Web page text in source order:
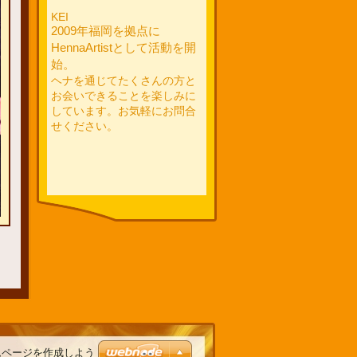
KEI
2009年福岡を拠点に
HennaArtistとして活動を開
始。
ヘナを通じてたくさんの方と
お会いできることを楽しみに
しています。お気軽にお問合
せください。
ージを作成しよう